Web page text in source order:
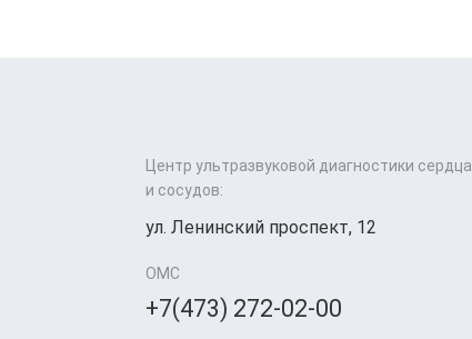
Центр ультразвуковой диагностики сердца
и сосудов:
ул. Ленинский проспект, 12
ОМС
+7(473) 272-02-00